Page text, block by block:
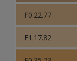
F0.22.77
F1.17.82